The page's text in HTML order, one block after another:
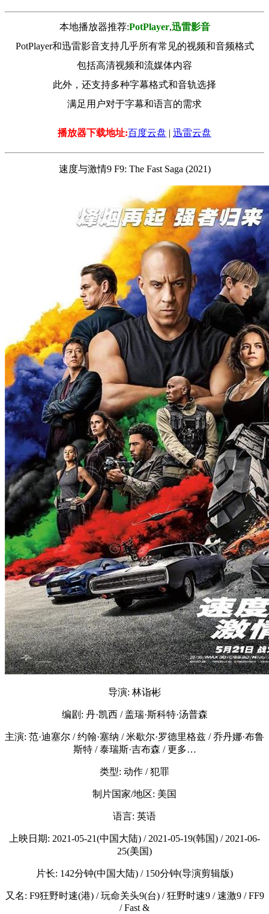
本地播放器推荐:РotРlayer,迅雷影音
PotPlayer和迅雷影音支持几乎所有常见的视频和音频格式
包括高清视频和流媒体内容
此外，还支持多种字幕格式和音轨选择
满足用户对于字幕和语言的需求
播放器下载地址:百度云盘 | 迅雷云盘
速度与激情9 F9: The Fast Saga (2021)
导演: 林诣彬
编剧: 丹·凯西 / 盖瑞·斯科特·汤普森
主演: 范·迪塞尔 / 约翰·塞纳 / 米歇尔·罗德里格兹 / 乔丹娜·布鲁
斯特 / 泰瑞斯·吉布森 / 更多…
类型: 动作 / 犯罪
制片国家/地区: 美国
语言: 英语
上映日期: 2021-05-21(中国大陆) / 2021-05-19(韩国) / 2021-06-
25(美国)
片长: 142分钟(中国大陆) / 150分钟(导演剪辑版)
又名: F9狂野时速(港) / 玩命关头9(台) / 狂野时速9 / 速激9 / FF9
/ Fast &